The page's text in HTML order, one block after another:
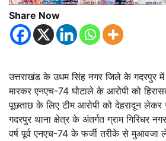
Share Now
उत्तराखंड के उधम सिंह नगर जिले के गदरपुर में
मारकर एनएच-74 घोटाले के आरोपी को
पूछताछ के लिए टीम आरोपी को देहरादून लेकर
गदरपुर थाना क्षेत्र के अंतर्गत ग्राम गिरिधर
वर्ष पूर्व एनएच-74 के फर्जी तरीके से